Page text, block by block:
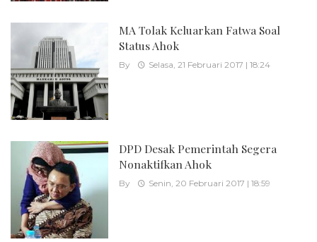
MA Tolak Keluarkan Fatwa Soal
Status Ahok
By Selasa, 21 Februari 2017 | 18:24
DPD Desak Pemerintah Segera
Nonaktifkan Ahok
By Senin, 20 Februari 2017 | 18:59